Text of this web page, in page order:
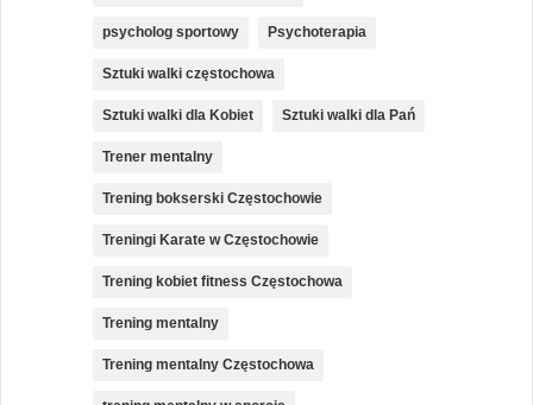
psycholog sportowy Psychoterapia
Sztuki walki częstochowa
Sztuki walki dla Kobiet Sztuki walki dla Pań
Trener mentalny
Trening bokserski Częstochowie
Treningi Karate w Częstochowie
Trening kobiet fitness Częstochowa
Trening mentalny
Trening mentalny Częstochowa